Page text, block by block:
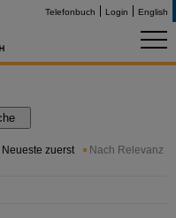
Telefonbuch Login English
Neueste zuerst Nach Relevanz